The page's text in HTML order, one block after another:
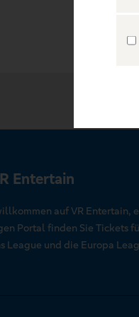
Entertain
auf VR Entertain,
Portal finden Sie Tickets
League und die Europa